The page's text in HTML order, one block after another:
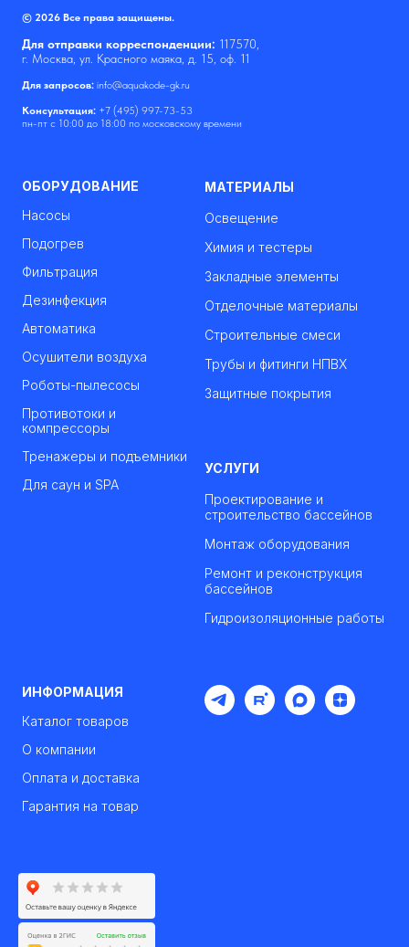
© 2026 Все права защищены.
Для отправки корреспонденции: 117570,
г. Москва, ул. Красного маяка, д. 15, оф. 11
Для запросов: info@aquakode-gk.ru
Консультация: +7 (495) 997-73-53
пн-пт с 10:00 до 18:00 по московскому времени
ОБОРУДОВАНИЕ
Насосы
Подогрев
Фильтрация
Дезинфекция
Автоматика
Осушители воздуха
Роботы-пылесосы
Противотоки и
компрессоры
Тренажеры и подъемники
Для саун и SPA
МАТЕРИАЛЫ
Освещение
Химия и тестеры
Закладные элементы
Отделочные материалы
Строительные смеси
Трубы и фитинги НПВХ
Защитные покрытия
УСЛУГИ
Проектирование и
строительство бассейнов
Монтаж оборудования
Ремонт и реконструкция
бассейнов
Гидроизоляционные работы
ИНФОРМАЦИЯ
Каталог товаров
О компании
Оплата и доставка
Гарантия на товар